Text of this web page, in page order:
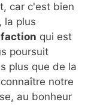
car c'est bien
la plus
qui est
poursuit
plus que de la
notre
au bonheur